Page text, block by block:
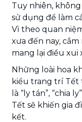
Tuy nhiên,
sử dụng để làm
Vì theo quan
xưa đến nay,
mang lại điều xui
Những loài hoa
kiểu trang trí Tết
là “ly tán”, “chia
Tết sẽ khiến gia
kết.